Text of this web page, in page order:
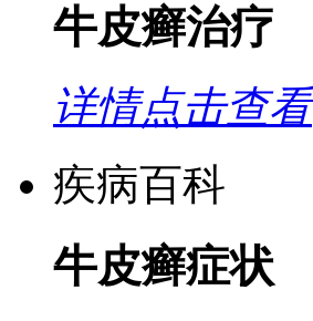
牛皮癣治疗
详情点击查看
疾病百科
牛皮癣症状